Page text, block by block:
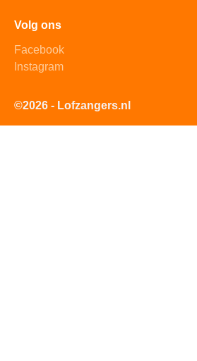
Volg ons
Facebook
Instagram
©2026 - Lofzangers.nl